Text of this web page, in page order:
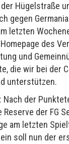
Hügelstraße
gegen
letzten
des
und
die wir bei der
unterstützen.
Nach der
der FG
am letzten
soll nun der